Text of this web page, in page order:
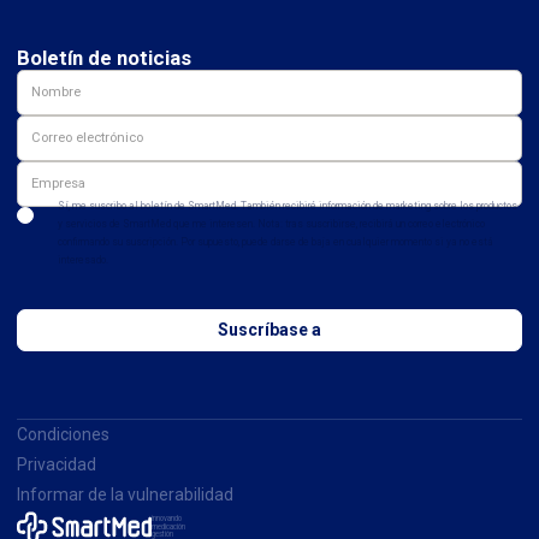
Boletín de noticias
Sí, me suscribo al boletín de SmartMed. También recibiré información de marketing sobre los productos
Condiciones
Privacidad
Informar de la vulnerabilidad
innovando
medicación
gestión